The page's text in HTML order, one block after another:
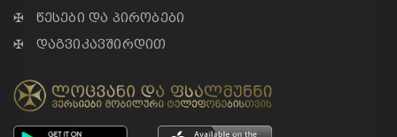
✠ წესები და პირობები
✠ დაგვიკავშირდით